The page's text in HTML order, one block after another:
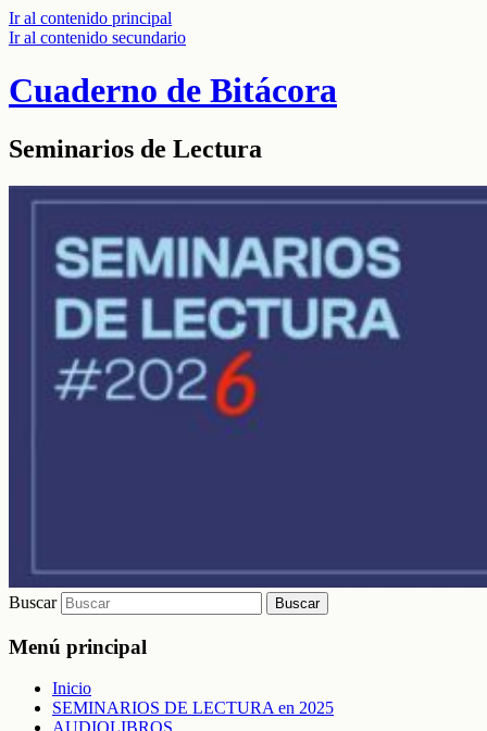
Ir al contenido principal
Ir al contenido secundario
Cuaderno de Bitácora
Seminarios de Lectura
Buscar
Menú principal
Inicio
SEMINARIOS DE LECTURA en 2025